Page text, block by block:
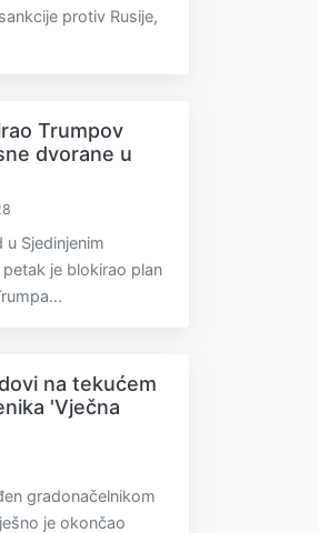
protiv Rusije,
Trumpov
dvorane u
u Sjedinjenim
je blokirao plan
na tekućem
'Vječna
gradonačelnikom
je okončao